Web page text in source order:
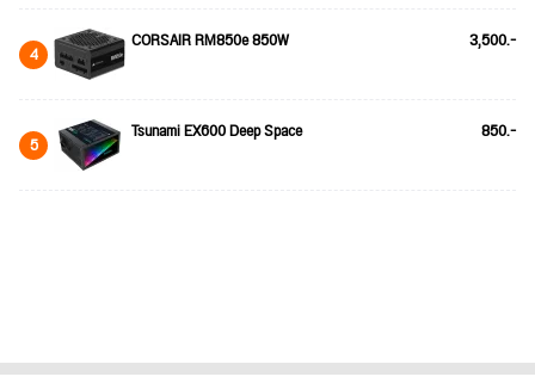
4 CORSAIR RM850e 850W 3,500.-
5 Tsunami EX600 Deep Space 850.-